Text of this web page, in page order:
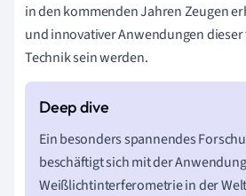
in den kommenden Jahren Zeugen
und innovativer Anwendungen
Technik sein werden.
Ein besonders spannendes
beschäftigt sich mit der
Weißlichtinterferometrie in der